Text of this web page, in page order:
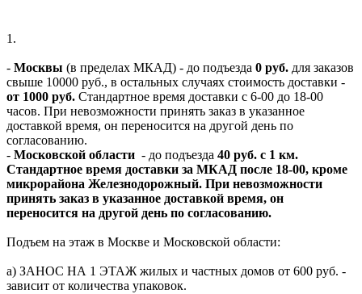
1.
- Москвы (в пределах МКАД) - до подъезда 0 руб. для заказов
свыше 10000 руб., в остальных случаях стоимость доставки -
от 1000 руб. Стандартное время доставки с 6-00 до 18-00
часов. При невозможности принять заказ в указанное
доставкой время, он переносится на другой день по
согласованию.
- Московской области - до подъезда 40 руб. с 1 км.
Стандартное время доставки за МКАД после 18-00, кроме
микрорайона Железнодорожный. При невозможности
принять заказ в указанное доставкой время, он
переносится на другой день по согласованию.
Подъем на этаж в Москве и Московской области:
а) ЗАНОС НА 1 ЭТАЖ жилых и частных домов от 600 руб. -
зависит от количества упаковок.